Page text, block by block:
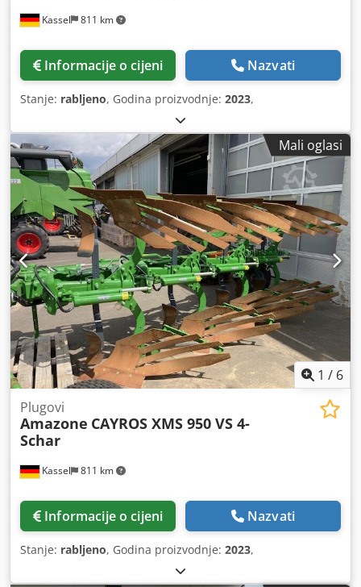
Kassel 811 km
Informacije o cijeni Nazvati
Stanje: rabljeno, Godina proizvodnje: 2023,
Mali oglasi
1 / 6
Kassel 811 km
Plugovi
Amazone CAYROS XMS 950 VS 4-
Schar
Informacije o cijeni Nazvati
Stanje: rabljeno, Godina proizvodnje: 2023,